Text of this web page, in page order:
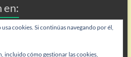
en:
cookies. Si continúas navegando por él,
incluido cómo gestionar las cookies,